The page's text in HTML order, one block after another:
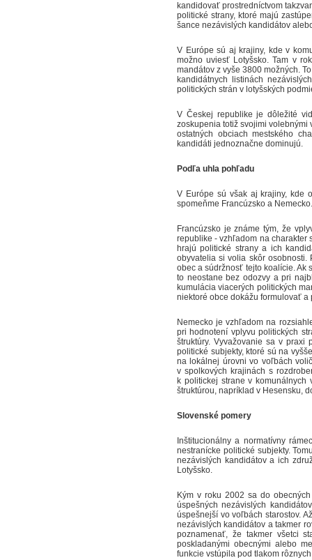
kandidovať prostredníctvom
politické strany, ktoré majú
šance nezávislých kandidátov
V Európe sú aj krajiny, kde v
možno uviesť Lotyšsko. Tam v
mandátov z vyše 3800 možných.
kandidátnych listinách
politických strán v lotyšských
V Českej republike je dôležité
zoskupenia totiž svojimi volebnými
ostatných obciach mestského
kandidáti jednoznačne dominujú.
Podľa uhla pohľadu
V Európe sú však aj krajiny, kde
spomeňme Francúzsko a Nemecko.
Francúzsko je známe tým, že
republike - vzhľadom na charakter
hrajú politické strany a ich
obyvatelia si volia skôr
obec a súdržnosť tejto koalície. Ak
to neostane bez odozvy a pri
kumulácia viacerých politických
niektoré obce dokážu formulovať
Nemecko je vzhľadom na
pri hodnotení vplyvu politických
štruktúry. Vyvažovanie sa v
politické subjekty, ktoré sú na
na lokálnej úrovni vo voľbách
v spolkových krajinách s
k politickej strane v
štruktúrou, napríklad v Hesensku,
Slovenské pomery
Inštitucionálny a normatívny
nestranícke politické subjekty.
nezávislých kandidátov a ich
Lotyšsko.
Kým v roku 2002 sa do
úspešných nezávislých
úspešnejší vo voľbách starostov.
nezávislých kandidátov a takmer
poznamenať, že takmer všetci
poskladanými obecnými alebo
funkcie vstúpila pod tlakom